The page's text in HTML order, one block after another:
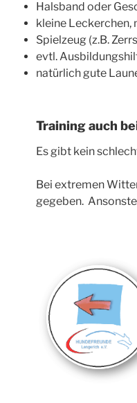
Halsband oder
kleine Leckerchen,
Spielzeug (z.B.
evtl.
natürlich gute
Training auch
Es gibt kein
Bei extremen
gegeben.